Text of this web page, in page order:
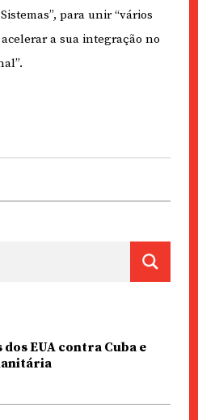
para unir “vários
a sua integração no
EUA contra Cuba e